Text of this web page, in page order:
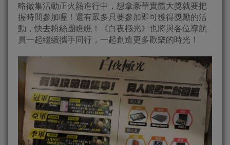
略徵集活動正火熱進行中，想拿豪華實體大獎就要把
握時間參加喔！還有眾多只要參加即可獲得獎勵的活
動，快去粉絲團瞧瞧！《白夜極光》也將與各位導航
員一起繼續攜手同行，一起創造更多歡樂的時光！